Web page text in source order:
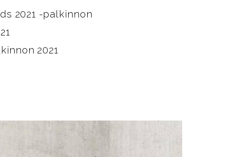
2021 -palkinnon
2021